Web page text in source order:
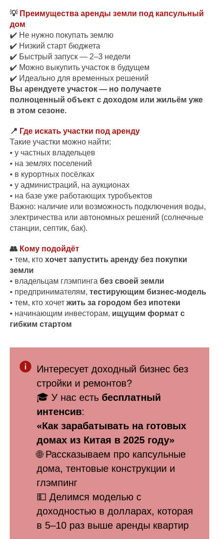
💡 Преимущества аренды земли под капсульный
дом
✔️ Не нужно покупать землю
✔️ Низкий старт бюджета
✔️ Быстрый запуск — 2–3 недели
✔️ Можно выкупить участок в будущем
✔️ Идеально для временных решений
Вы арендуете участок — но получаете
полноценный объект с доходом или жильём уже
в этом сезоне.
📍 Где искать участки под аренду
Такие участки можно найти:
• у частных владельцев
• на землях поселений
• в курортных посёлках
• у администраций, на аукционах
• на базе уже работающих туробъектов
Важно: наличие или возможность подключения воды,
электричества или автономных решений (солнечные
станции, септик, бак).
👥 Кому подойдёт
• тем, кто хочет запустить аренду без покупки
земли
• владельцам глэмпинга без своей земли
• предпринимателям, тестирующим бизнес-модель
• тем, кто хочет жить за городом без ипотеки
• начинающим инвесторам, ищущим формат с
гибким стартом
Интересует доходный бизнес без
стройки и ремонтов?
🎓 У нас есть бесплатный
интенсив:
«Как зарабатывать на готовых
домах из Китая в 2025 году»
🌐 Рассказываем про капсульные
дома, тентовые конструкции и
глэмпинг
💵 Делимся моделью с
доходностью в долларах, которая
в 5–10 раз выше аренды квартир